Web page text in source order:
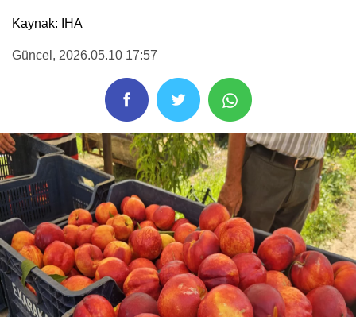
Kaynak: IHA
Güncel , 2026.05.10 17:57